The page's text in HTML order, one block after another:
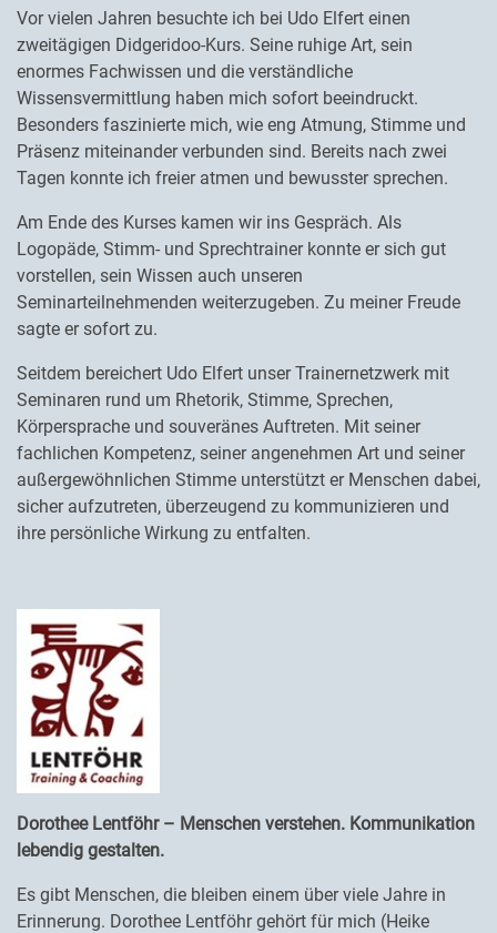
Vor vielen Jahren besuchte ich bei Udo Elfert einen
zweitägigen Didgeridoo-Kurs. Seine ruhige Art, sein
enormes Fachwissen und die verständliche
Wissensvermittlung haben mich sofort beeindruckt.
Besonders faszinierte mich, wie eng Atmung, Stimme und
Präsenz miteinander verbunden sind. Bereits nach zwei
Tagen konnte ich freier atmen und bewusster sprechen.
Am Ende des Kurses kamen wir ins Gespräch. Als
Logopäde, Stimm- und Sprechtrainer konnte er sich gut
vorstellen, sein Wissen auch unseren
Seminarteilnehmenden weiterzugeben. Zu meiner Freude
sagte er sofort zu.
Seitdem bereichert Udo Elfert unser Trainernetzwerk mit
Seminaren rund um Rhetorik, Stimme, Sprechen,
Körpersprache und souveränes Auftreten. Mit seiner
fachlichen Kompetenz, seiner angenehmen Art und seiner
außergewöhnlichen Stimme unterstützt er Menschen dabei,
sicher aufzutreten, überzeugend zu kommunizieren und
ihre persönliche Wirkung zu entfalten.
Dorothee Lentföhr – Menschen verstehen. Kommunikation
lebendig gestalten.
Es gibt Menschen, die bleiben einem über viele Jahre in
Erinnerung. Dorothee Lentföhr gehört für mich (Heike